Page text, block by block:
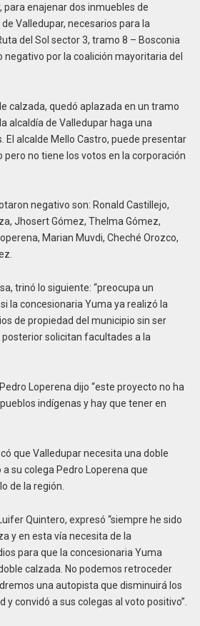
para enajenar dos inmuebles de
Valledupar, necesarios para la
del Sol sector 3, tramo 8 – Bosconia
negativo por la coalición mayoritaria del
calzada, quedó aplazada en un tramo
alcaldía de Valledupar haga una
El alcalde Mello Castro, puede presentar
no tiene los votos en la corporación
negativo son: Ronald Castillejo,
Jhosert Gómez, Thelma Gómez,
Marian Muvdi, Cheché Orozco,
trinó lo siguiente: “preocupa un
la concesionaria Yuma ya realizó la
de propiedad del municipio sin ser
solicitan facultades a la
Loperena dijo “este proyecto no ha
indígenas y hay que tener en
que Valledupar necesita una doble
su colega Pedro Loperena que
de la región.
Quintero, expresó “siempre he sido
y en esta vía necesita de la
para que la concesionaria Yuma
calzada. No podemos retroceder
una autopista que disminuirá los
y convidó a sus colegas al voto positivo”.